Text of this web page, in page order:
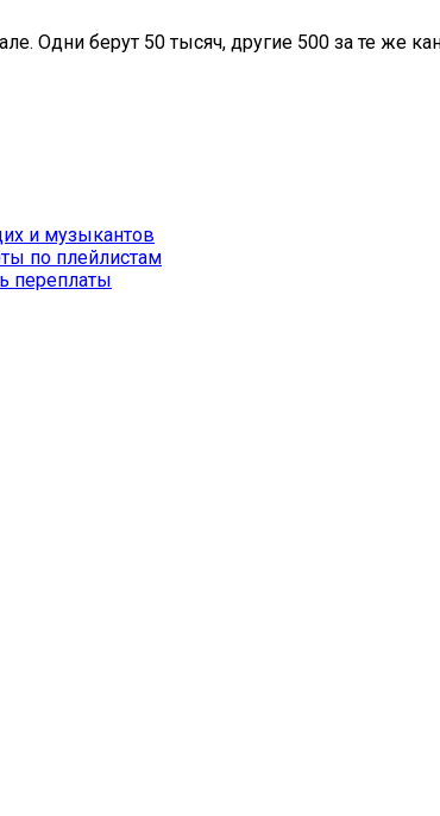
Одни берут 50 тысяч, другие 500 за те же
и музыкантов
по плейлистам
переплаты